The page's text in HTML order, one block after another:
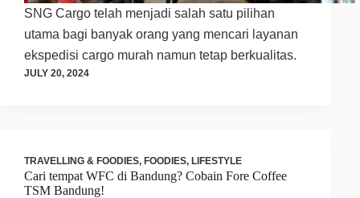
SNG Cargo telah menjadi salah satu pilihan
utama bagi banyak orang yang mencari layanan
ekspedisi cargo murah namun tetap berkualitas.
JULY 20, 2024
TRAVELLING & FOODIES, FOODIES, LIFESTYLE
Cari tempat WFC di Bandung? Cobain Fore Coffee
TSM Bandung!